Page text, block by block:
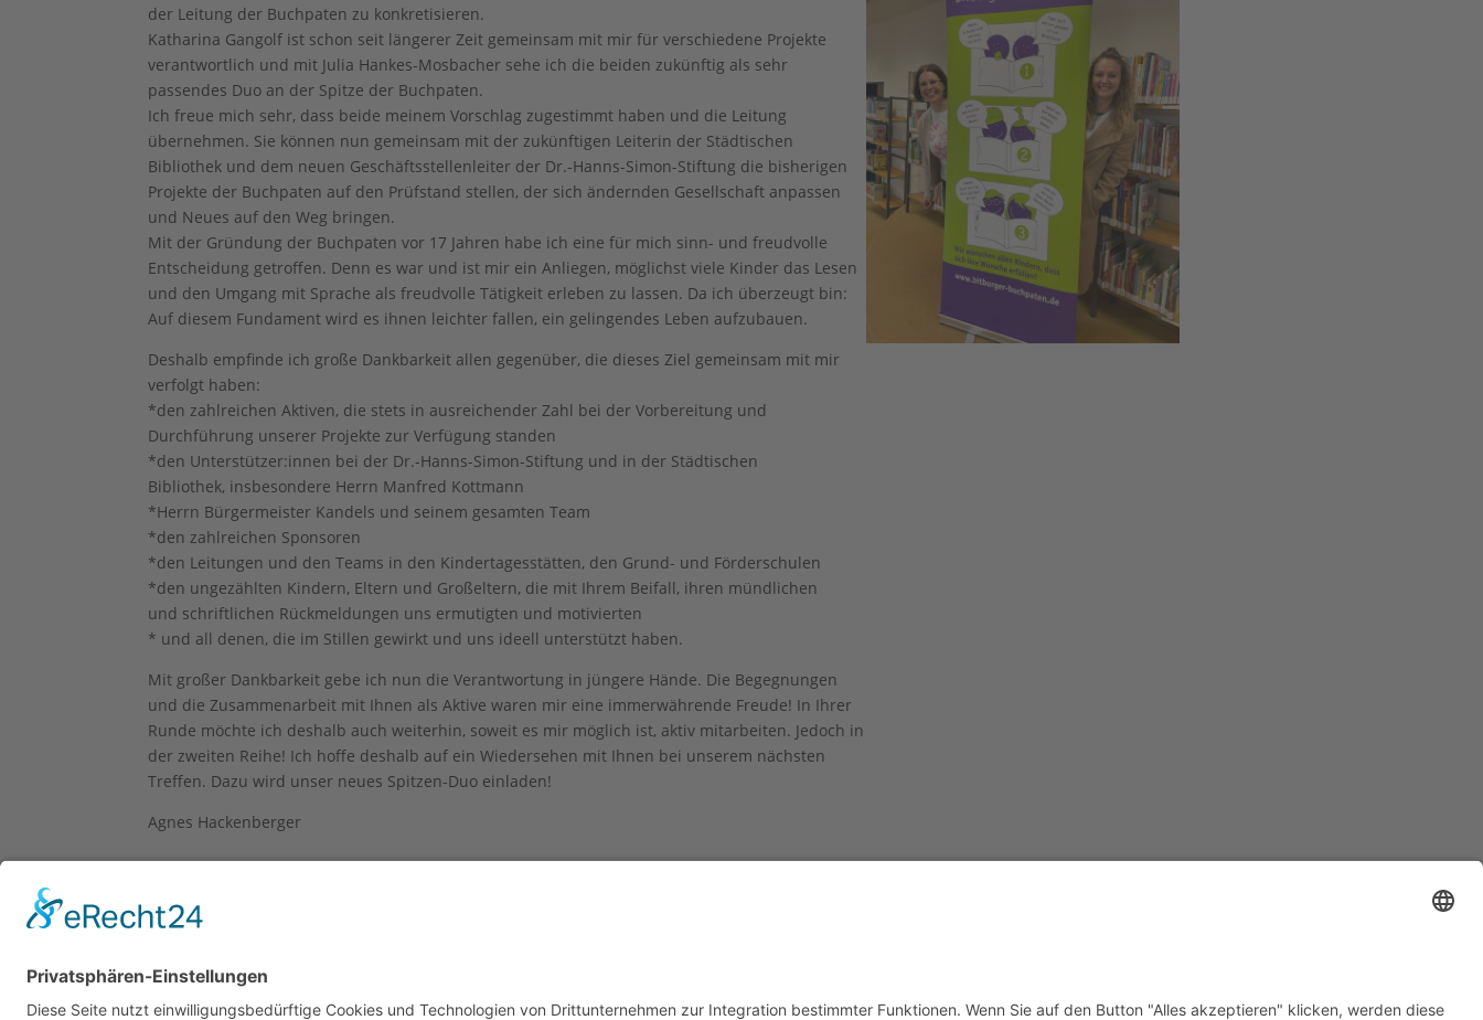
der Leitung der Buchpaten zu konkretisieren.
Katharina Gangolf ist schon seit längerer Zeit gemeinsam mit mir für verschiedene Projekte
verantwortlich und mit Julia Hankes-Mosbacher sehe ich die beiden zukünftig als sehr
passendes Duo an der Spitze der Buchpaten.
Ich freue mich sehr, dass beide meinem Vorschlag zugestimmt haben und die Leitung
übernehmen. Sie können nun gemeinsam mit der zukünftigen Leiterin der Städtischen
Bibliothek und dem neuen Geschäftsstellenleiter der Dr.-Hanns-Simon-Stiftung die bisherigen
Projekte der Buchpaten auf den Prüfstand stellen, der sich ändernden Gesellschaft anpassen
und Neues auf den Weg bringen.
Mit der Gründung der Buchpaten vor 17 Jahren habe ich eine für mich sinn- und freudvolle
Entscheidung getroffen. Denn es war und ist mir ein Anliegen, möglichst viele Kinder das Lesen
und den Umgang mit Sprache als freudvolle Tätigkeit erleben zu lassen. Da ich überzeugt bin:
Auf diesem Fundament wird es ihnen leichter fallen, ein gelingendes Leben aufzubauen.
Deshalb empfinde ich große Dankbarkeit allen gegenüber, die dieses Ziel gemeinsam mit mir
verfolgt haben:
*den zahlreichen Aktiven, die stets in ausreichender Zahl bei der Vorbereitung und
Durchführung unserer Projekte zur Verfügung standen
*den Unterstützer:innen bei der Dr.-Hanns-Simon-Stiftung und in der Städtischen
Bibliothek, insbesondere Herrn Manfred Kottmann
*Herrn Bürgermeister Kandels und seinem gesamten Team
*den zahlreichen Sponsoren
*den Leitungen und den Teams in den Kindertagesstätten, den Grund- und Förderschulen
*den ungezählten Kindern, Eltern und Großeltern, die mit Ihrem Beifall, ihren mündlichen
und schriftlichen Rückmeldungen uns ermutigten und motivierten
* und all denen, die im Stillen gewirkt und uns ideell unterstützt haben.
Mit großer Dankbarkeit gebe ich nun die Verantwortung in jüngere Hände. Die Begegnungen
und die Zusammenarbeit mit Ihnen als Aktive waren mir eine immerwährende Freude! In Ihrer
Runde möchte ich deshalb auch weiterhin, soweit es mir möglich ist, aktiv mitarbeiten. Jedoch in
der zweiten Reihe! Ich hoffe deshalb auf ein Wiedersehen mit Ihnen bei unserem nächsten
Treffen. Dazu wird unser neues Spitzen-Duo einladen!
Agnes Hackenberger
IMPRESSUM DATENSCHUTZERKLÄRUNG © BY BOHL DESIGN & KOMMUNIKATION